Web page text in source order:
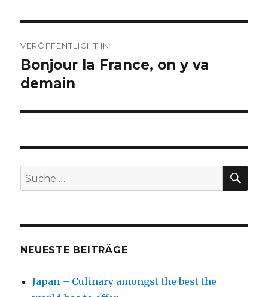
VERÖFFENTLICHT IN
Bonjour la France, on y va
demain
Suche
nach:
NEUESTE BEITRÄGE
Japan – Culinary amongst the best the